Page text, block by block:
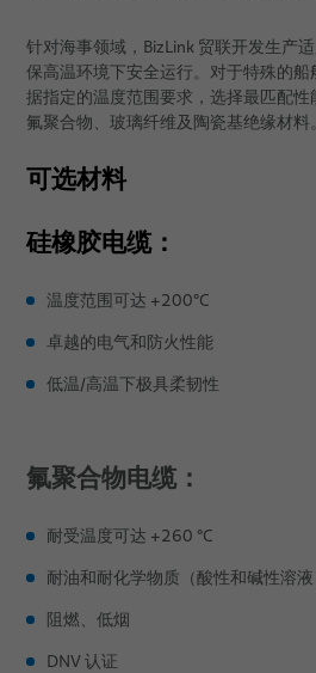
涂层线缆系统
耐火线缆系统 PH 180
物流
研发
特殊认证和测试
商船
隧道应用
销售网络
质量
针对海事领域，BizLink 贸联开发生产
保高温环境下安全运行。对于特殊的船
据指定的温度范围要求，选择最匹配性
氟聚合物、玻璃纤维及陶瓷基绝缘材料。
可选材料
硅橡胶电缆：
温度范围可达 +200°C
卓越的电气和防火性能
低温/高温下极具柔韧性
氟聚合物电缆：
耐受温度可达 +260 °C
耐油和耐化学物质（酸性和碱性溶液
阻燃、低烟
DNV 认证